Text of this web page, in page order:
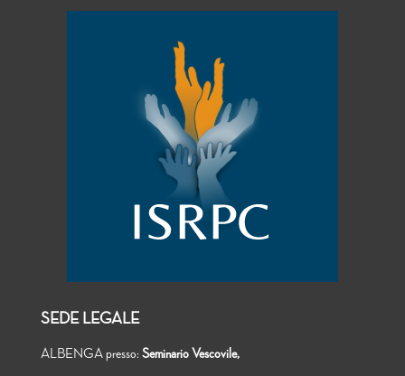
SEDE LEGALE
ALBENGA presso: Seminario Vescovile,